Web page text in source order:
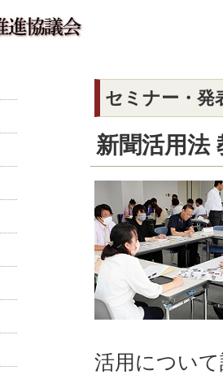
セミナー・発
新聞活用法
活用につい